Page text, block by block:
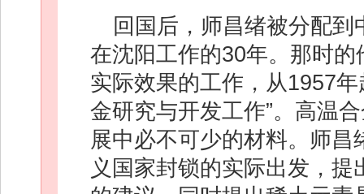
回国后，师昌绪被分配
在沈阳工作的30年。那时
实际效果的工作，从1957
金研究与开发工作”。高温
展中必不可少的材料。师
义国家封锁的实际出发，